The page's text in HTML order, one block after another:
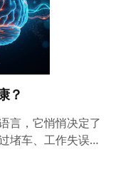
？
言，它悄悄决定了
堵车、工作失误等
理代价。更提供